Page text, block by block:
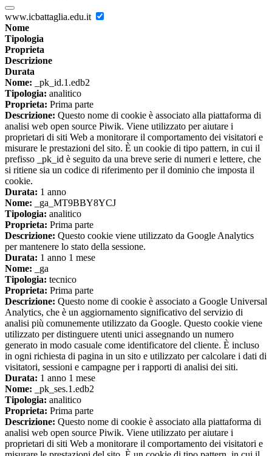
www.icbattaglia.edu.it
Nome
Tipologia
Proprieta
Descrizione
Durata
Nome: _pk_id.1.edb2
Tipologia: analitico
Proprieta: Prima parte
Descrizione: Questo nome di cookie è associato alla piattaforma di
analisi web open source Piwik. Viene utilizzato per aiutare i
proprietari di siti Web a monitorare il comportamento dei visitatori e
misurare le prestazioni del sito. È un cookie di tipo pattern, in cui il
prefisso _pk_id è seguito da una breve serie di numeri e lettere, che
si ritiene sia un codice di riferimento per il dominio che imposta il
cookie.
Durata: 1 anno
Nome: _ga_MT9BBY8YCJ
Tipologia: analitico
Proprieta: Prima parte
Descrizione: Questo cookie viene utilizzato da Google Analytics
per mantenere lo stato della sessione.
Durata: 1 anno 1 mese
Nome: _ga
Tipologia: tecnico
Proprieta: Prima parte
Descrizione: Questo nome di cookie è associato a Google Universal
Analytics, che è un aggiornamento significativo del servizio di
analisi più comunemente utilizzato da Google. Questo cookie viene
utilizzato per distinguere utenti unici assegnando un numero
generato in modo casuale come identificatore del cliente. È incluso
in ogni richiesta di pagina in un sito e utilizzato per calcolare i dati di
visitatori, sessioni e campagne per i rapporti di analisi dei siti.
Durata: 1 anno 1 mese
Nome: _pk_ses.1.edb2
Tipologia: analitico
Proprieta: Prima parte
Descrizione: Questo nome di cookie è associato alla piattaforma di
analisi web open source Piwik. Viene utilizzato per aiutare i
proprietari di siti Web a monitorare il comportamento dei visitatori e